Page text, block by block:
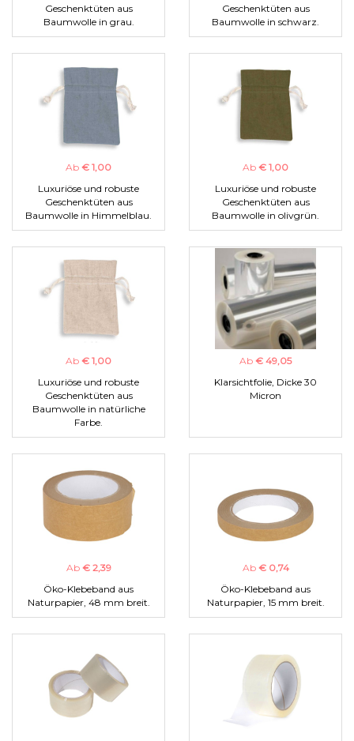
Geschenktüten aus
Baumwolle in grau.
Geschenktüten aus
Baumwolle in schwarz.
Ab € 1,00
Luxuriöse und robuste
Geschenktüten aus
Baumwolle in Himmelblau.
Ab € 1,00
Luxuriöse und robuste
Geschenktüten aus
Baumwolle in olivgrün.
Ab € 1,00
Luxuriöse und robuste
Geschenktüten aus
Baumwolle in natürliche
Farbe.
Ab € 49,05
Klarsichtfolie, Dicke 30
Micron
Ab € 2,39
Öko-Klebeband aus
Naturpapier, 48 mm breit.
Ab € 0,74
Öko-Klebeband aus
Naturpapier, 15 mm breit.